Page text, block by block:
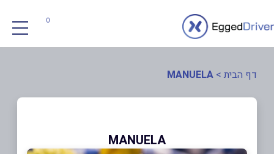
0
דף הבית >
MANUELA
MANUELA